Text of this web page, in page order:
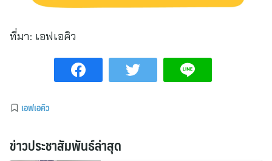
ที่มา: เอฟเอคิว
เอฟเอคิว
ข่าวประชาสัมพันธ์ล่าสุด